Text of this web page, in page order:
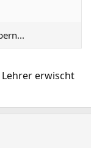
erwischt